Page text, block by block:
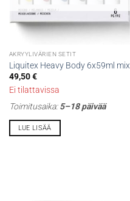
AKRYYLIVÄRIEN SETIT
Liquitex Heavy Body 6x59ml mix
49,50€
Ei tilattavissa
Toimitusaika:5–18 päivää
LUE LISÄÄ